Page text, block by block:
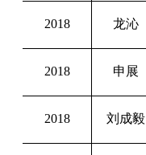
2018 龙沁
2018 申展
2018 刘成毅